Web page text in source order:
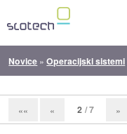
Novice »Operacijski sistemi
«« « 2 / 7 »